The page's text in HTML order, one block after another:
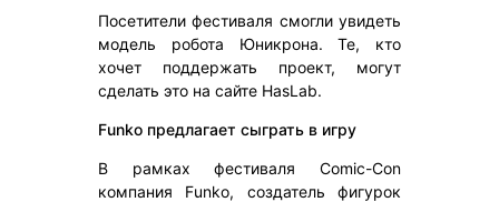
Посетители фестиваля смогли увидеть
модель робота Юникрона. Те, кто
хочет поддержать проект, могут
сделать это на сайте HasLab.
Funko предлагает сыграть в игру
В рамках фестиваля Comic-Con
компания Funko, cоздатель фигурок